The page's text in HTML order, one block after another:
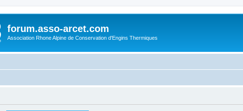
forum.asso-arcet.com
Association Rhone Alpine de Conservation d'Engins Thermiques